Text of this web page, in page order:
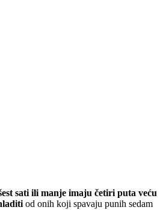
sati ili manje imaju četiri puta veću
od onih koji spavaju punih sedam